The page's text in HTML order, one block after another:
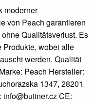
moderner
von Peach garantieren
Qualitätsverlust. Es
Produkte, wobei alle
werden. Qualität
Peach Hersteller:
1347, 28201
CE: